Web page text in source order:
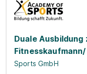
Duale
Sports GmbH